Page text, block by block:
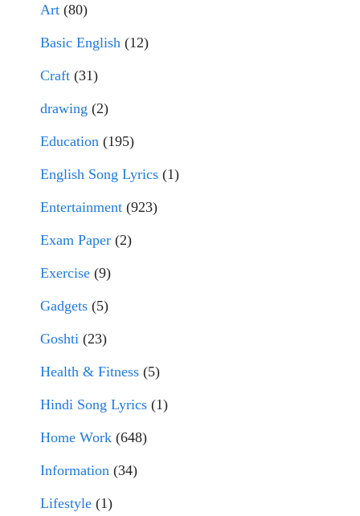
Art (80)
Basic English (12)
Craft (31)
drawing (2)
Education (195)
English Song Lyrics (1)
Entertainment (923)
Exam Paper (2)
Exercise (9)
Gadgets (5)
Goshti (23)
Health & Fitness (5)
Hindi Song Lyrics (1)
Home Work (648)
Information (34)
Lifestyle (1)